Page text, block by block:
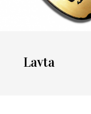
Lavta